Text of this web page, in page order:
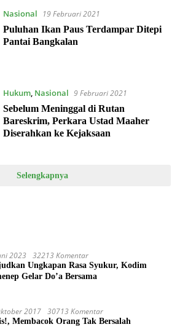
Nasional
19 Februari 2021
Puluhan Ikan Paus Terdampar Ditepi
Pantai Bangkalan
Hukum, Nasional 9 Februari 2021
Sebelum Meninggal di Rutan
Bareskrim, Perkara Ustad Maaher
Diserahkan ke Kejaksaan
Selengkapnya
2023 32213 Komentar
Ungkapan Rasa Syukur, Kodim
Gelar Do’a Bersama
2017 30713 Komentar
Membacok Orang Tak Bersalah